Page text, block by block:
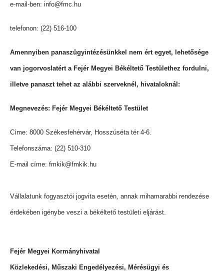
e-mail-ben: info@fmc.hu
telefonon: (22) 516-100
Amennyiben panaszügyintézésünkkel nem ért egyet, lehetősége
van jogorvoslatért a Fejér Megyei Békéltető Testülethez fordulni,
illetve panaszt tehet az alábbi szerveknél, hivataloknál:
Megnevezés: Fejér Megyei Békéltető Testület
Címe: 8000 Székesfehérvár, Hosszúséta tér 4-6.
Telefonszáma: (22) 510-310
E-mail címe: fmkik@fmkik.hu
Vállalatunk fogyasztói jogvita esetén, annak mihamarabbi rendezése
érdekében igénybe veszi a békéltető testületi eljárást.
Fejér Megyei Kormányhivatal
Közlekedési, Műszaki Engedélyezési, Mérésügyi és